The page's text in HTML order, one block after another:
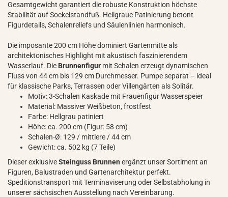
Gesamtgewicht garantiert die robuste Konstruktion höchste
Stabilität auf Sockelstandfuß. Hellgraue Patinierung betont
Figurdetails, Schalenreliefs und Säulenlinien harmonisch.
Die imposante 200 cm Höhe dominiert Gartenmitte als
architektonisches Highlight mit akustisch faszinierendem
Wasserlauf. Die Brunnenfigur mit Schalen erzeugt dynamischen
Fluss von 44 cm bis 129 cm Durchmesser. Pumpe separat – ideal
für klassische Parks, Terrassen oder Villengärten als Solitär.
Motiv: 3-Schalen Kaskade mit Frauenfigur Wasserspeier
Material: Massiver Weißbeton, frostfest
Farbe: Hellgrau patiniert
Höhe: ca. 200 cm (Figur: 58 cm)
Schalen-Ø: 129 / mittlere / 44 cm
Gewicht: ca. 502 kg (7 Teile)
Dieser exklusiveSteinguss Brunnen ergänzt unser Sortiment an
Figuren, Balustraden und Gartenarchitektur perfekt.
Speditionstransport mit Terminaviserung oder Selbstabholung in
unserer sächsischen Ausstellung nach Vereinbarung.